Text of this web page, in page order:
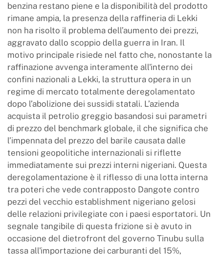
benzina restano piene e la disponibilità del prodotto
rimane ampia, la presenza della raffineria di Lekki
non ha risolto il problema dell’aumento dei prezzi,
aggravato dallo scoppio della guerra in Iran. Il
motivo principale risiede nel fatto che, nonostante la
raffinazione avvenga interamente all'interno dei
confini nazionali a Lekki, la struttura opera in un
regime di mercato totalmente deregolamentato
dopo l’abolizione dei sussidi statali. L’azienda
acquista il petrolio greggio basandosi sui parametri
di prezzo del benchmark globale, il che significa che
l’impennata del prezzo del barile causata dalle
tensioni geopolitiche internazionali si riflette
immediatamente sui prezzi interni nigeriani. Questa
deregolamentazione è il riflesso di una lotta interna
tra poteri che vede contrapposto Dangote contro
pezzi del vecchio establishment nigeriano gelosi
delle relazioni privilegiate con i paesi esportatori. Un
segnale tangibile di questa frizione si è avuto in
occasione del dietrofront del governo Tinubu sulla
tassa all'importazione dei carburanti del 15%,